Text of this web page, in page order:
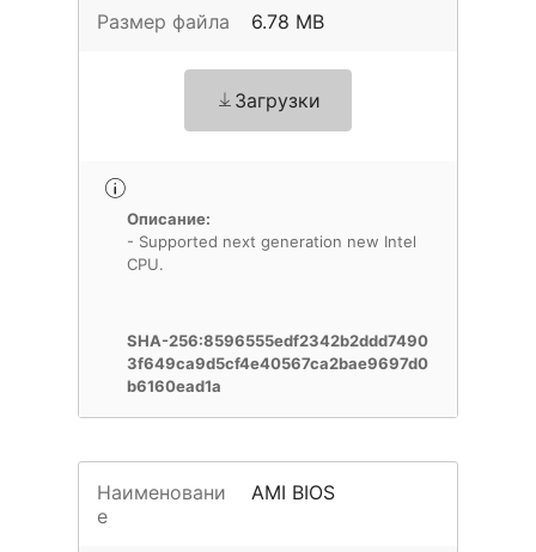
Размер файла 6.78 MB
Загрузки
Описание:
- Supported next generation new Intel
CPU.
SHA-256:8596555edf2342b2ddd7490
3f649ca9d5cf4e40567ca2bae9697d0
b6160ead1a
Наименовани
е
AMI BIOS